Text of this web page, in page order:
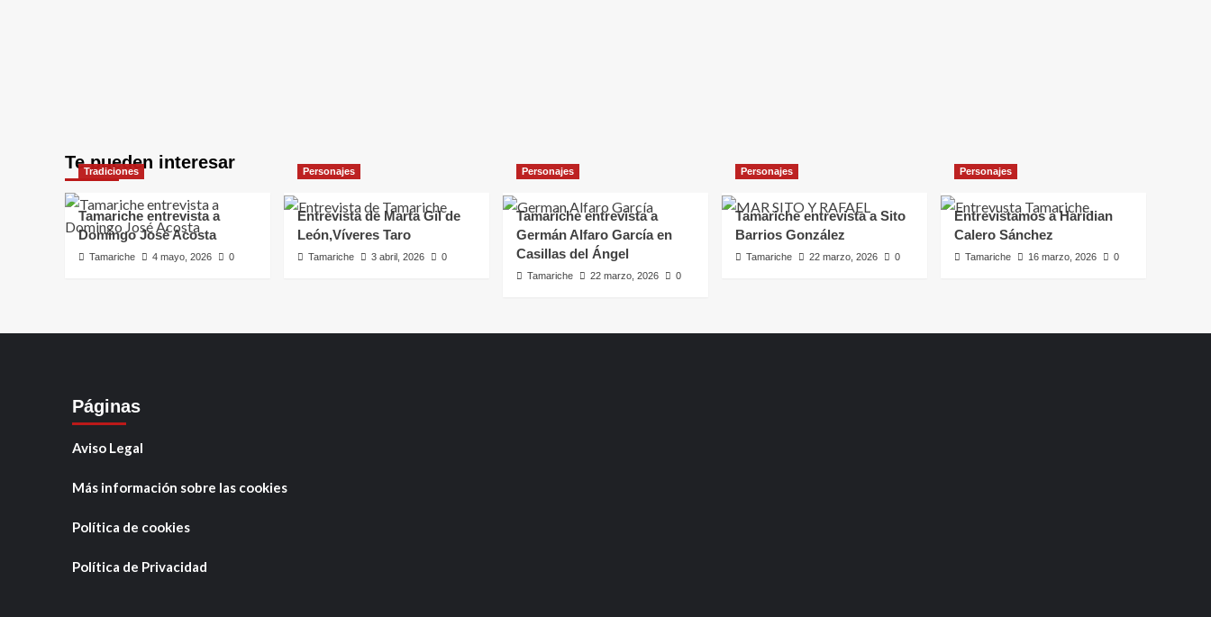
Te pueden interesar
Tradiciones
Tamariche entrevista a
Domingo José Acosta
Tamariche 4 mayo, 2026 0
Personajes
Entrevista de Marta Gil de
León,Víveres Taro
Tamariche 3 abril, 2026 0
Personajes
Tamariche entrevista a
Germán Alfaro García en
Casillas del Ángel
Tamariche 22 marzo, 2026 0
Personajes
Tamariche entrevista a Sito
Barrios González
Tamariche 22 marzo, 2026 0
Personajes
Entrevistamos a Haridian
Calero Sánchez
Tamariche 16 marzo, 2026 0
Páginas
Aviso Legal
Más información sobre las cookies
Política de cookies
Política de Privacidad